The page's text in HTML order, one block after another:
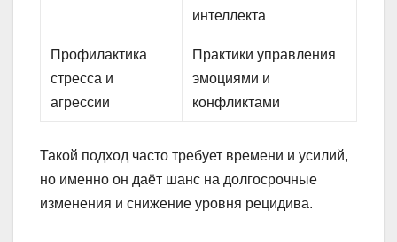
интеллекта
Профилактика
стресса и
агрессии
Практики управления
эмоциями и
конфликтами
Такой подход часто требует времени и усилий,
но именно он даёт шанс на долгосрочные
изменения и снижение уровня рецидива.